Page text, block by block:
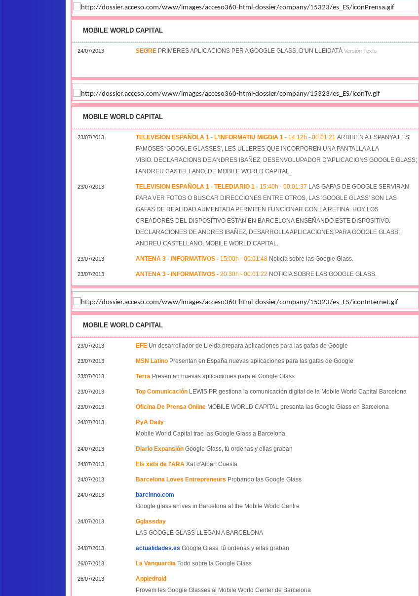
MOBILE WORLD CAPITAL
24/07/2013 SEGRE PRIMERES APLICACIONS PER A GOOGLE GLASS, D'UN LLEIDATÀ Versión Texto
MOBILE WORLD CAPITAL
23/07/2013 TELEVISION ESPAÑOLA 1 - L'INFORMATIU MIGDIA 1 - 14:12h - 00:01:21 ARRIBEN A ESPANYA LES
FAMOSES 'GOOGLE GLASSES', LES ULLERES QUE INCORPOREN UNA PANTALLA A LA
VISIO. DECLARACIONS DE ANDRES IBAÑEZ, DESENVOLUPADOR D'APLICACIONS GOOGLE GLASS;
I ANDREU CASTELLANO, DE MOBILE WORLD CAPITAL.
23/07/2013 TELEVISION ESPAÑOLA 1 - TELEDIARIO 1 - 15:40h - 00:01:37 LAS GAFAS DE GOOGLE SERVIRAN
PARA VER FOTOS O BUSCAR DIRECCIONES ENTRE OTROS, LAS 'GOOGLE GLASS' SON LAS
GAFAS DE REALIDAD AUMENTADA PERMITEN FUNCIONAR CON LA RETINA. HOY LOS
CREADORES DEL DISPOSITIVO ESTAN EN BARCELONA ENSEÑANDO ESTE DISPOSITIVO.
DECLARACIONES DE ANDRES IBAÑEZ, DESARROLLA APLICACIONES PARA GOOGLE GLASS;
ANDREU CASTELLANO, MOBILE WORLD CAPITAL.
23/07/2013 ANTENA 3 - INFORMATIVOS - 15:00h - 00:01:48 Noticia sobre las Google Glass.
23/07/2013 ANTENA 3 - INFORMATIVOS - 20:30h - 00:01:22 NOTICIA SOBRE LAS GOOGLE GLASS.
MOBILE WORLD CAPITAL
23/07/2013 EFE Un desarrollador de Lleida prepara aplicaciones para las gafas de Google
23/07/2013 MSN Latino Presentan en España nuevas aplicaciones para las gafas de Google
23/07/2013 Terra Presentan nuevas aplicaciones para el Google Glass
23/07/2013 Top Comunicación LEWIS PR gestiona la comunicación digital de la Mobile World Capital Barcelona
23/07/2013 Oficina De Prensa Online MOBILE WORLD CAPITAL presenta las Google Glass en Barcelona
24/07/2013
RyA Daily
Mobile World Capital trae las Google Glass a Barcelona
24/07/2013 Diario Expansión Google Glass, tú ordenas y ellas graban
24/07/2013 Els xats de l'ARA Xat d'Albert Cuesta
24/07/2013 Barcelona Loves Entrepreneurs Probando las Google Glass
24/07/2013
barcinno.com
Google glass arrives in Barcelona at the Mobile World Centre
24/07/2013
Gglassday
LAS GOOGLE GLASS LLEGAN A BARCELONA
24/07/2013 actualidades.es Google Glass, tú ordenas y ellas graban
26/07/2013 La Vanguardia Todo sobre la Google Glass
26/07/2013
Appledroid
Provem les Google Glasses al Mobile World Center de Barcelona